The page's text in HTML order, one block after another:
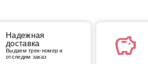
Надежная
доставка
Выдаем трек-номер и
отследим заказ
savings